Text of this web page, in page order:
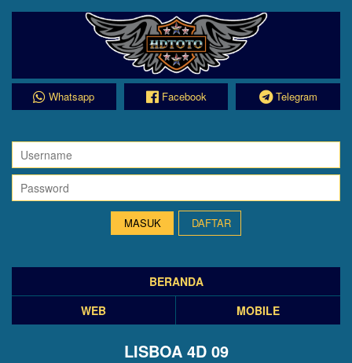
Whatsapp Facebook Telegram
DAFTAR
BERANDA
WEB
MOBILE
LISBOA 4D 09